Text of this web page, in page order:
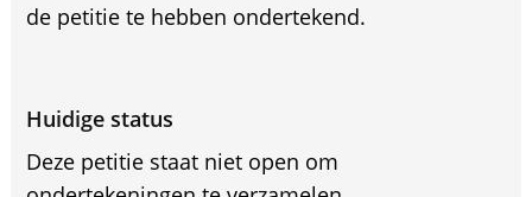
de petitie te hebben ondertekend.
Huidige status
Deze petitie staat niet open om